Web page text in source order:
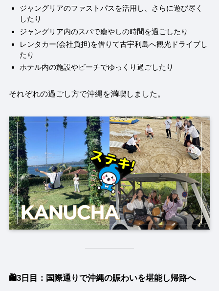
ジャングリアのファストパスを活用し、さらに遊び尽く
したり
ジャングリア内のスパで癒やしの時間を過ごしたり
レンタカー(会社負担)を借りて古宇利島へ観光ドライブし
たり
ホテル内の施設やビーチでゆっくり過ごしたり
それぞれの過ごし方で沖縄を満喫しました。
🛍3日目：国際通りで沖縄の賑わいを堪能し帰路へ